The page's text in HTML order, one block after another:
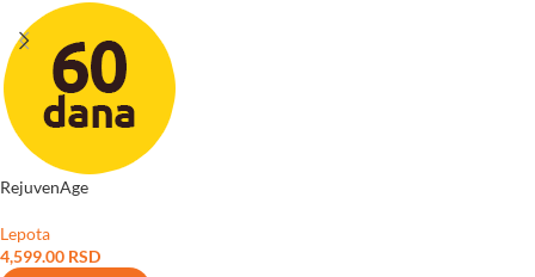
RejuvenAge
Lepota
4,599.00 RSD